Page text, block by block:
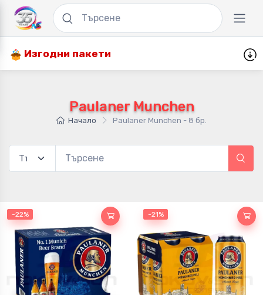
Изгодни пакети
Paulaner Munchen
Начало Paulaner Munchen - 8 бр.
-22% -21%